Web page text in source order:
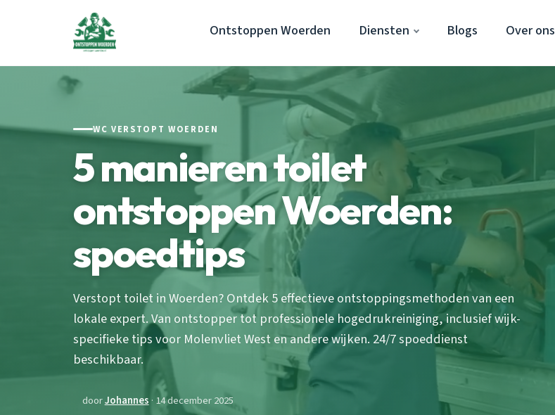
Ontstoppen Woerden Diensten Blogs Over ons
WC VERSTOPT WOERDEN
5 manieren toilet
ontstoppen Woerden:
spoedtips
Verstopt toilet in Woerden? Ontdek 5 effectieve ontstoppingsmethoden van een
lokale expert. Van ontstopper tot professionele hogedrukreiniging, inclusief wijk-
specifieke tips voor Molenvliet West en andere wijken. 24/7 spoeddienst
beschikbaar.
doorJohannes · 14 december 2025